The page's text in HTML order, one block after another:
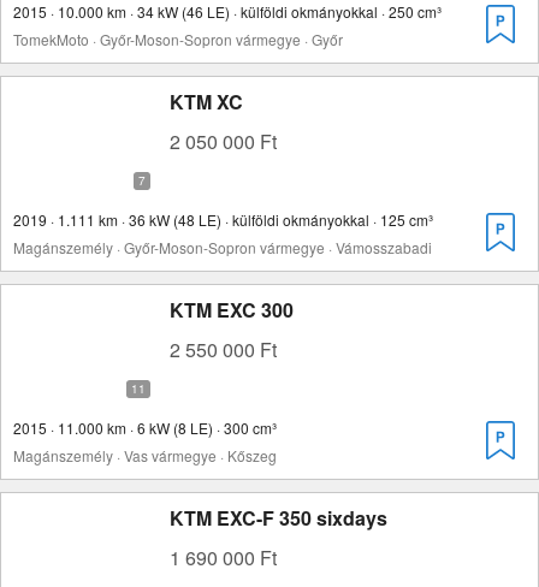
2015 · 10.000 km · 34 kW (46 LE) · külföldi okmányokkal · 250 cm³
TomekMoto · Győr-Moson-Sopron vármegye · Győr
KTM XC
2 050 000 Ft
2019 · 1.111 km · 36 kW (48 LE) · külföldi okmányokkal · 125 cm³
Magánszemély · Győr-Moson-Sopron vármegye · Vámosszabadi
KTM EXC 300
2 550 000 Ft
2015 · 11.000 km · 6 kW (8 LE) · 300 cm³
Magánszemély · Vas vármegye · Kőszeg
KTM EXC-F 350 sixdays
1 690 000 Ft